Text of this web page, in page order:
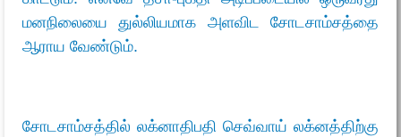
மனநிலையை துல்லியமாக அளவிட சோடசாம்சத்தை
ஆராய வேண்டும்.
சோடசாம்சத்தில் லக்னாதிபதி செவ்வாய் லக்னத்திற்கு